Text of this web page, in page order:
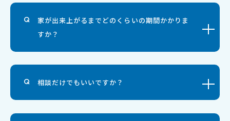
家が出来上がるまでどのくらいの期間かかりま
すか？
相談だけでもいいですか？